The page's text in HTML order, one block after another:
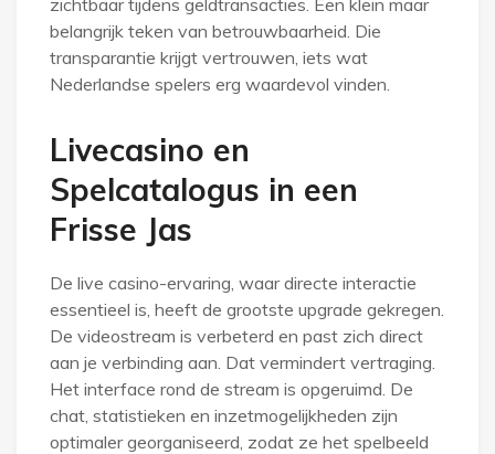
zichtbaar tijdens geldtransacties. Een klein maar
belangrijk teken van betrouwbaarheid. Die
transparantie krijgt vertrouwen, iets wat
Nederlandse spelers erg waardevol vinden.
Livecasino en
Spelcatalogus in een
Frisse Jas
De live casino-ervaring, waar directe interactie
essentieel is, heeft de grootste upgrade gekregen.
De videostream is verbeterd en past zich direct
aan je verbinding aan. Dat vermindert vertraging.
Het interface rond de stream is opgeruimd. De
chat, statistieken en inzetmogelijkheden zijn
optimaler georganiseerd, zodat ze het spelbeeld